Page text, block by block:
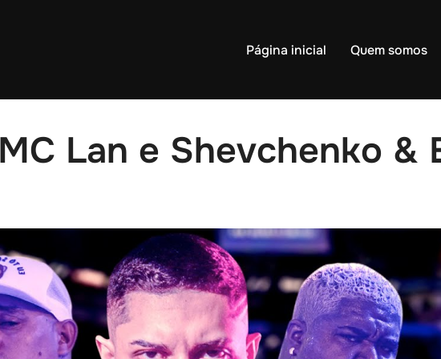
Página inicial Quem somos
Lan e Shevchenko &